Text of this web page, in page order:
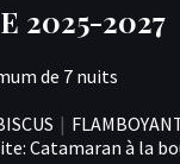
2025-2027
de 7 nuits
|
Catamaran à la